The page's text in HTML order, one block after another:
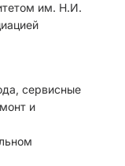
им. Н.И.
сервисные
и